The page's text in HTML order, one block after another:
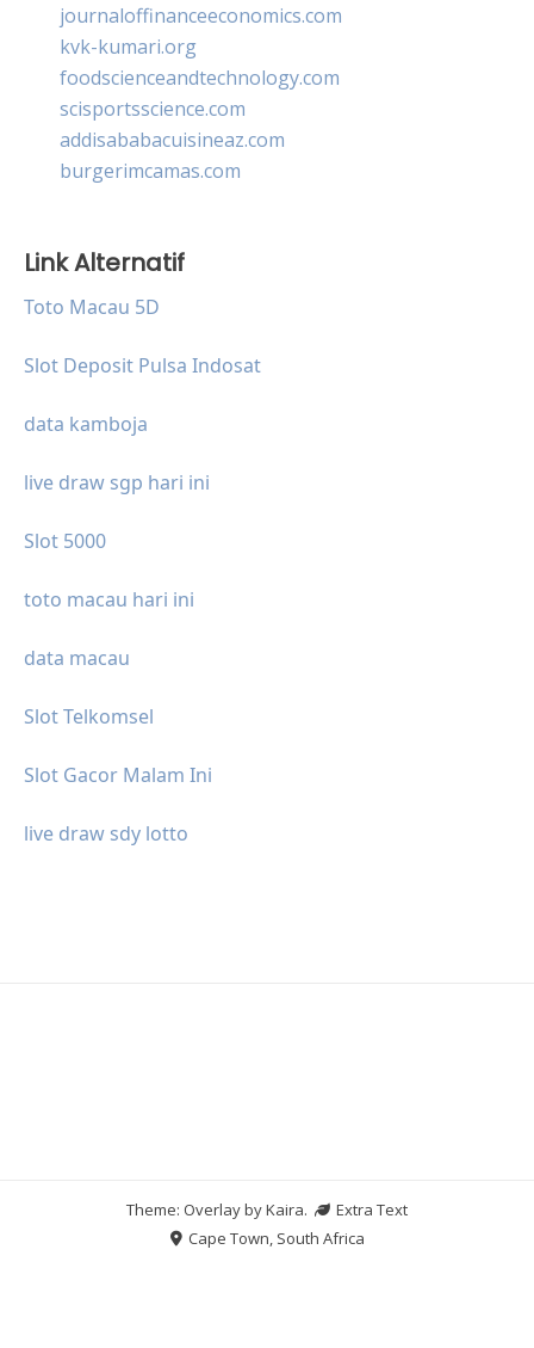
journaloffinanceeconomics.com
kvk-kumari.org
foodscienceandtechnology.com
scisportsscience.com
addisababacuisineaz.com
burgerimcamas.com
Link Alternatif
Toto Macau 5D
Slot Deposit Pulsa Indosat
data kamboja
live draw sgp hari ini
Slot 5000
toto macau hari ini
data macau
Slot Telkomsel
Slot Gacor Malam Ini
live draw sdy lotto
Theme: Overlay byKaira.
Extra Text
Cape Town, South Africa